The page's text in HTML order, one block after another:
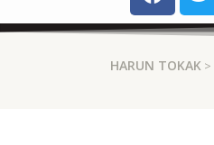
HARUN TOKAK >